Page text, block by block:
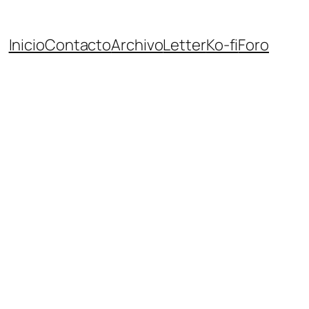
InicioContactoArchivoLetterKo-fiForo